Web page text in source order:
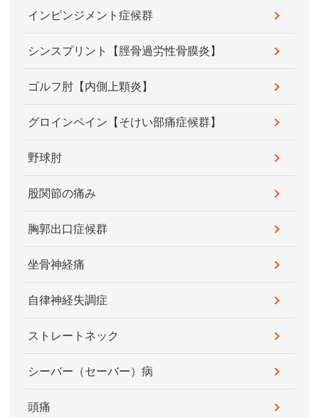
インピンジメント症候群
シンスプリント【脛骨過労性骨膜炎】
ゴルフ肘【内側上顆炎】
グロインペイン【そけい部痛症候群】
野球肘
股関節の痛み
胸郭出口症候群
坐骨神経痛
自律神経失調症
ストレートネック
シーバー（セーバー）病
頭痛